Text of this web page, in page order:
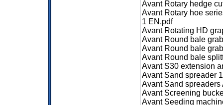
Avant Rotary hedge
Avant Rotary hoe
1 EN.pdf
Avant Rotating HD
Avant Round bale
Avant Round bale
Avant Round bale
Avant S30 extension
Avant Sand spreader
Avant Sand
Avant Screening
Avant Seeding